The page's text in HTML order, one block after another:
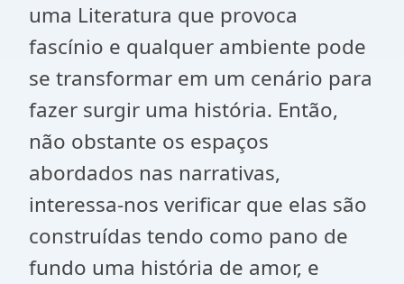
uma Literatura que provoca
fascínio e qualquer ambiente pode
se transformar em um cenário para
fazer surgir uma história. Então,
não obstante os espaços
abordados nas narrativas,
interessa-nos verificar que elas são
construídas tendo como pano de
fundo uma história de amor, e